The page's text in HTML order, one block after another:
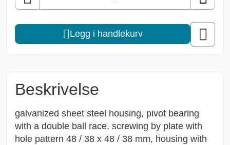
Antall
Legg i handlekurv
Beskrivelse
galvanized sheet steel housing, pivot bearing
with a double ball race, screwing by plate with
hole pattern 48 / 38 x 48 / 38 mm, housing with